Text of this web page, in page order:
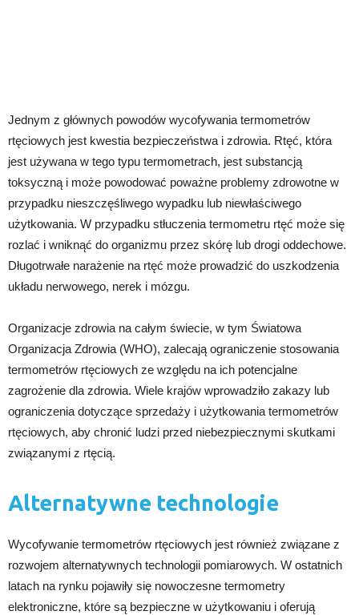
Jednym z głównych powodów wycofywania termometrów
rtęciowych jest kwestia bezpieczeństwa i zdrowia. Rtęć, która
jest używana w tego typu termometrach, jest substancją
toksyczną i może powodować poważne problemy zdrowotne w
przypadku nieszczęśliwego wypadku lub niewłaściwego
użytkowania. W przypadku stłuczenia termometru rtęć może się
rozlać i wniknąć do organizmu przez skórę lub drogi oddechowe.
Długotrwałe narażenie na rtęć może prowadzić do uszkodzenia
układu nerwowego, nerek i mózgu.
Organizacje zdrowia na całym świecie, w tym Światowa
Organizacja Zdrowia (WHO), zalecają ograniczenie stosowania
termometrów rtęciowych ze względu na ich potencjalne
zagrożenie dla zdrowia. Wiele krajów wprowadziło zakazy lub
ograniczenia dotyczące sprzedaży i użytkowania termometrów
rtęciowych, aby chronić ludzi przed niebezpiecznymi skutkami
związanymi z rtęcią.
Alternatywne technologie
Wycofywanie termometrów rtęciowych jest również związane z
rozwojem alternatywnych technologii pomiarowych. W ostatnich
latach na rynku pojawiły się nowoczesne termometry
elektroniczne, które są bezpieczne w użytkowaniu i oferują